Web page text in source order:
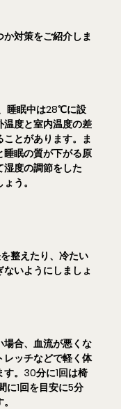
対策をご紹介しま
睡眠中は28℃に設
温度と室内温度の差
とがあります。ま
眠の質が下がる原
度の調節をした
う。
整えたり、冷たい
いようにしましょ
合、血流が悪くな
レッチなどで軽く体
。30分に1回は椅
に1回を目安に5分